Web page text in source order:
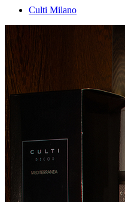
Culti Milano